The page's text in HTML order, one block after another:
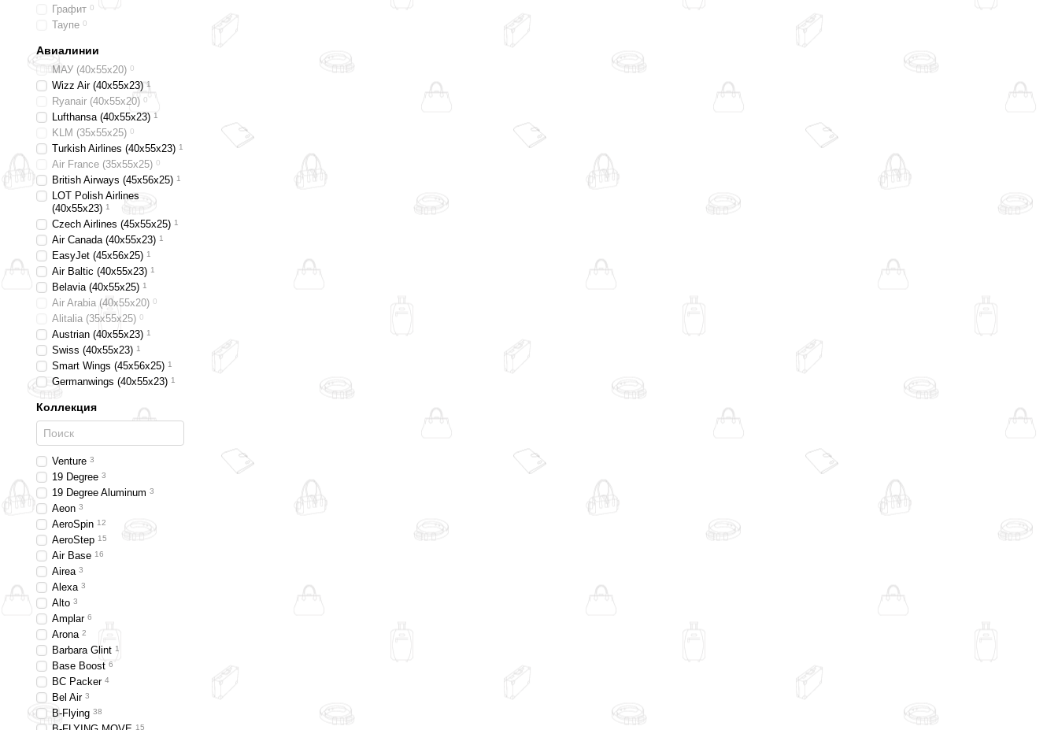
Графит 0
Таупе 0
Авиалинии
МАУ (40х55х20) 0
Wizz Air (40х55х23) 1
Ryanair (40х55х20) 0
Lufthansa (40х55х23) 1
KLM (35x55x25) 0
Turkish Airlines (40x55x23) 1
Air France (35x55x25) 0
British Airways (45x56x25) 1
LOT Polish Airlines
(40x55x23) 1
Czech Airlines (45x55x25) 1
Air Canada (40x55x23) 1
EasyJet (45х56х25) 1
Air Baltic (40x55x23) 1
Belavia (40х55х25) 1
Air Arabia (40х55х20) 0
Alitalia (35х55х25) 0
Austrian (40x55x23) 1
Swiss (40x55x23) 1
Smart Wings (45x56x25) 1
Germanwings (40x55x23) 1
Коллекция
Venture 3
19 Degree 3
19 Degree Aluminum 3
Aeon 3
AeroSpin 12
AeroStep 15
Air Base 16
Airea 3
Alexa 3
Alto 3
Amplar 6
Arona 2
Barbara Glint 1
Base Boost 6
BC Packer 4
Bel Air 3
B-Flying 38
15